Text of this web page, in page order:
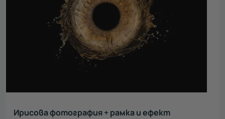
Ирисова фотография + рамка и ефект